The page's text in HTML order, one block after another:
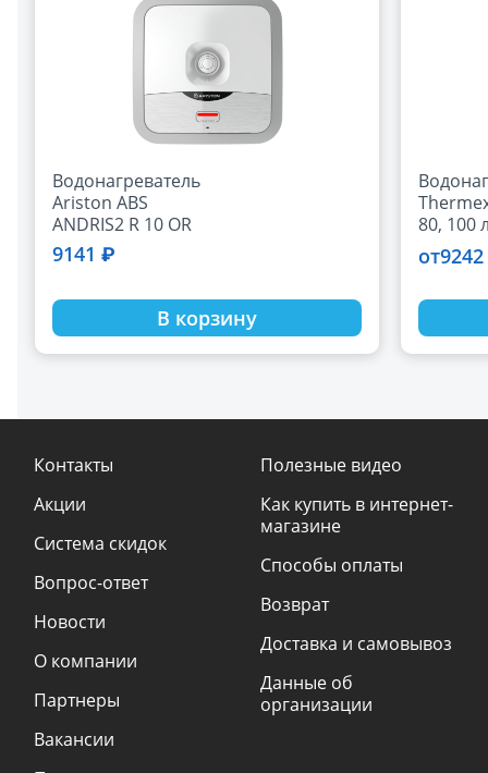
Водонагреватель
Ariston ABS
ANDRIS2 R 10 OR
PRO (над
раковиной)
9141 ₽
В корзину
80, 100
от
Контакты
Акции
Система скидок
Вопрос-ответ
Новости
О компании
Партнеры
Вакансии
Полезные видео
Как купить в интернет-
магазине
Способы оплаты
Возврат
Доставка и самовывоз
Данные об
организации